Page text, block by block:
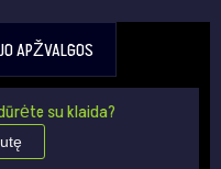
APŽVALGOS
su klaida?